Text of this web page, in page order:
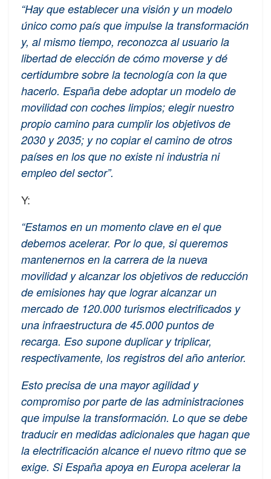
“Hay que establecer una visión y un modelo
único como país que impulse la transformación
y, al mismo tiempo, reconozca al usuario la
libertad de elección de cómo moverse y dé
certidumbre sobre la tecnología con la que
hacerlo. España debe adoptar un modelo de
movilidad con coches limpios; elegir nuestro
propio camino para cumplir los objetivos de
2030 y 2035; y no copiar el camino de otros
países en los que no existe ni industria ni
empleo del sector”.
Y:
“Estamos en un momento clave en el que
debemos acelerar. Por lo que, si queremos
mantenernos en la carrera de la nueva
movilidad y alcanzar los objetivos de reducción
de emisiones hay que lograr alcanzar un
mercado de 120.000 turismos electrificados y
una infraestructura de 45.000 puntos de
recarga. Eso supone duplicar y triplicar,
respectivamente, los registros del año anterior.
Esto precisa de una mayor agilidad y
compromiso por parte de las administraciones
que impulse la transformación. Lo que se debe
traducir en medidas adicionales que hagan que
la electrificación alcance el nuevo ritmo que se
exige. Si España apoya en Europa acelerar la